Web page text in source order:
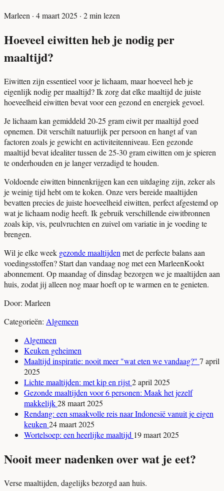
Marleen · 4 maart 2025 · 2min lezen
Hoeveel eiwitten heb je nodig per
maaltijd?
Eiwitten zijn essentieel voor je lichaam, maar hoeveel heb je
eigenlijk nodig per maaltijd? Ik zorg dat elke maaltijd de juiste
hoeveelheid eiwitten bevat voor een gezond en energiek gevoel.
Je lichaam kan gemiddeld 20-25 gram eiwit per maaltijd goed
opnemen. Dit verschilt natuurlijk per persoon en hangt af van
factoren zoals je gewicht en activiteitenniveau. Een gezonde
maaltijd bevat idealiter tussen de 25-30 gram eiwitten om je spieren
te onderhouden en je langer verzadigd te houden.
Voldoende eiwitten binnenkrijgen kan een uitdaging zijn, zeker als
je weinig tijd hebt om te koken. Onze vers bereide maaltijden
bevatten precies de juiste hoeveelheid eiwitten, perfect afgestemd op
wat je lichaam nodig heeft. Ik gebruik verschillende eiwitbronnen
zoals kip, vis, peulvruchten en zuivel om variatie in je voeding te
brengen.
Wil je elke week gezonde maaltijden met de perfecte balans aan
voedingsstoffen? Start dan vandaag nog met een MarleenKookt
abonnement. Op maandag of dinsdag bezorgen we je maaltijden aan
huis, zodat jij alleen nog maar hoeft op te warmen en te genieten.
Door: Marleen
Categorieën: Algemeen
Algemeen
Keuken geheimen
Maaltijd inspiratie: nooit meer "wat eten we vandaag?" 7 april
2025
Lichte maaltijden: met kip en rijst2 april 2025
Gezonde maaltijden voor 6 personen: Maak het jezelf
makkelijk28 maart 2025
Rendang: een smaakvolle reis naar Indonesië vanuit je eigen
keuken 24 maart 2025
Wortelsoep: een heerlijke maaltijd 19 maart 2025
Nooit meer nadenken over wat je eet?
Verse maaltijden, dagelijks bezorgd aan huis.